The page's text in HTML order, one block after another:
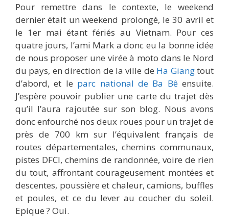
Pour remettre dans le contexte, le weekend
dernier était un weekend prolongé, le 30 avril et
le 1er mai étant fériés au Vietnam. Pour ces
quatre jours, l’ami Mark a donc eu la bonne idée
de nous proposer une virée à moto dans le Nord
du pays, en direction de la ville de Ha Giangtout
d’abord, et le parc national de Ba Bêensuite.
J’espère pouvoir publier une carte du trajet dès
qu’il l’aura rajoutée sur son blog. Nous avons
donc enfourché nos deux roues pour un trajet de
près de 700 km sur l’équivalent français de
routes départementales, chemins communaux,
pistes DFCI, chemins de randonnée, voire de rien
du tout, affrontant courageusement montées et
descentes, poussière et chaleur, camions, buffles
et poules, et ce du lever au coucher du soleil.
Epique ? Oui.